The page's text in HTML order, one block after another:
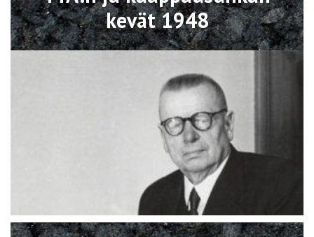
kevät 1948
Avaa